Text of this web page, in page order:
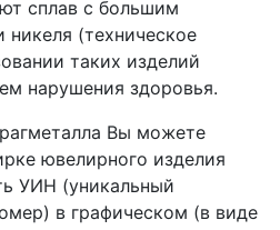
сплав с большим
(техническое
таких изделий
нарушения здоровья.
Вы можете
ювелирного изделия
УИН (уникальный
в графическом (в виде